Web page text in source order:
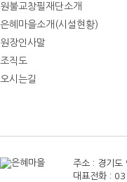
원불교창필재단소개
은혜마을소개(시설현황)
원장인사말
조직도
오시는길
주소 : 경기도
대표전화 :